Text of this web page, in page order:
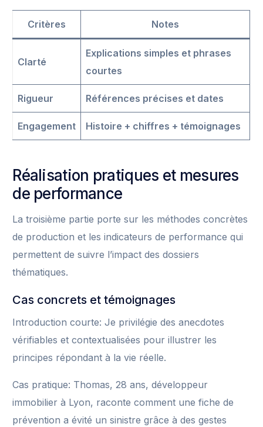
Critères Notes
Clarté
Explications simples et phrases
courtes
Rigueur Références précises et dates
Engagement Histoire + chiffres + témoignages
Réalisation pratiques et mesures
de performance
La troisième partie porte sur les méthodes concrètes
de production et les indicateurs de performance qui
permettent de suivre l’impact des dossiers
thématiques.
Cas concrets et témoignages
Introduction courte: Je privilégie des anecdotes
vérifiables et contextualisées pour illustrer les
principes répondant à la vie réelle.
Cas pratique: Thomas, 28 ans, développeur
immobilier à Lyon, raconte comment une fiche de
prévention a évité un sinistre grâce à des gestes